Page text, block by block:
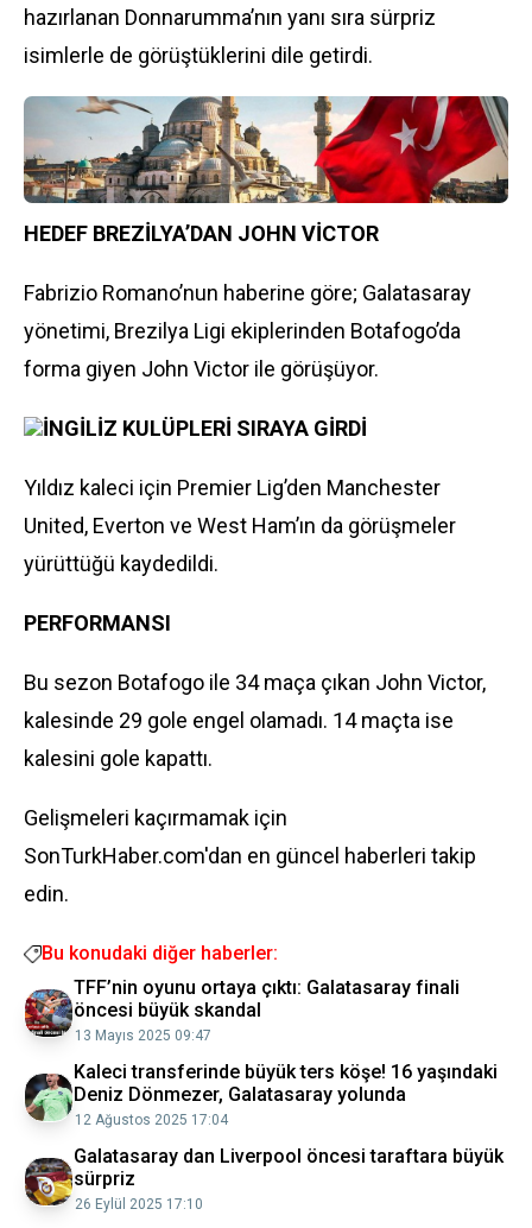
hazırlanan Donnarumma’nın yanı sıra sürpriz
isimlerle de görüştüklerini dile getirdi.
HEDEF BREZİLYA’DAN JOHN VİCTOR
Fabrizio Romano’nun haberine göre; Galatasaray
yönetimi, Brezilya Ligi ekiplerinden Botafogo’da
forma giyen John Victor ile görüşüyor.
İNGİLİZ KULÜPLERİ SIRAYA GİRDİ
Yıldız kaleci için Premier Lig’den Manchester
United, Everton ve West Ham’ın da görüşmeler
yürüttüğü kaydedildi.
PERFORMANSI
Bu sezon Botafogo ile 34 maça çıkan John Victor,
kalesinde 29 gole engel olamadı. 14 maçta ise
kalesini gole kapattı.
Gelişmeleri kaçırmamak için
SonTurkHaber.com'dan en güncel haberleri takip
edin.
Bu konudaki diğer haberler:
TFF’nin oyunu ortaya çıktı: Galatasaray finali
öncesi büyük skandal
13 Mayıs 2025 09:47
Kaleci transferinde büyük ters köşe! 16 yaşındaki
Deniz Dönmezer, Galatasaray yolunda
12 Ağustos 2025 17:04
Galatasaray dan Liverpool öncesi taraftara büyük
sürpriz
26 Eylül 2025 17:10